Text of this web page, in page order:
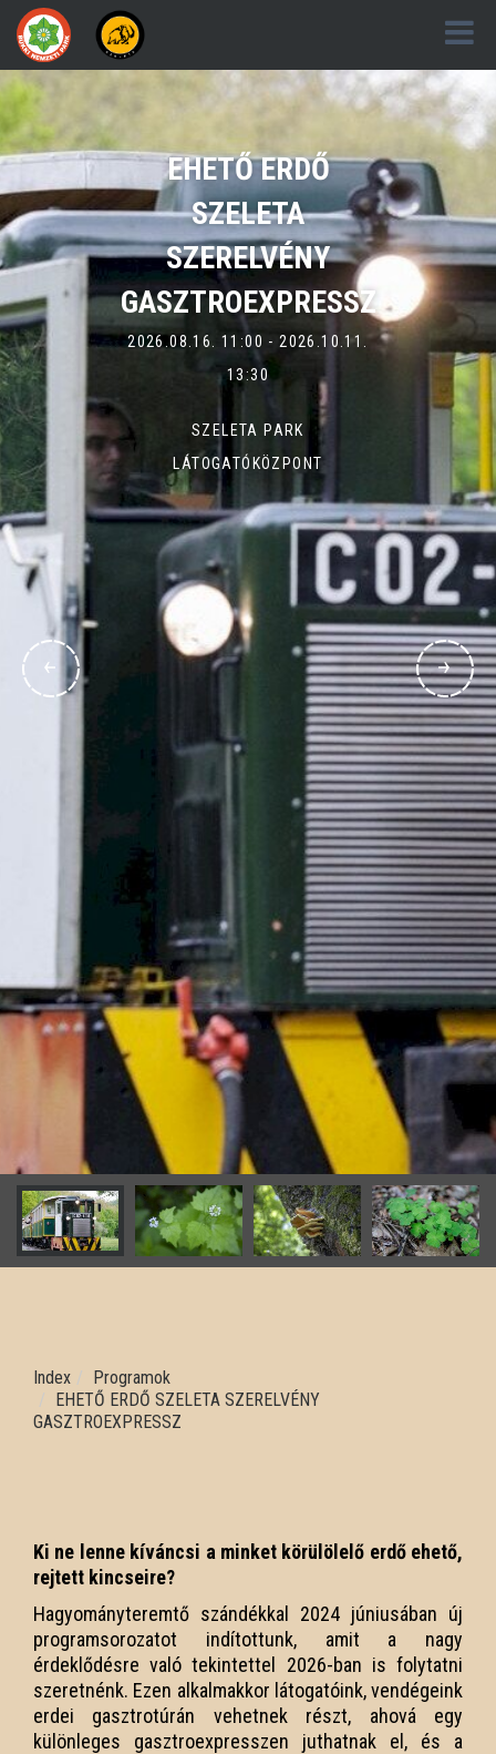
EHETŐ ERDŐ
SZELETA
SZERELVÉNY
GASZTROEXPRESSZ
2026.08.16. 11:00 - 2026.10.11.
13:30
SZELETA PARK
LÁTOGATÓKÖZPONT
Index
Programok
EHETŐ ERDŐ SZELETA SZERELVÉNY
GASZTROEXPRESSZ
Ki ne lenne kíváncsi a minket körülölelő erdő ehető,
rejtett kincseire?
Hagyományteremtő szándékkal 2024 júniusában új
programsorozatot indítottunk, amit a nagy
érdeklődésre való tekintettel 2026-ban is folytatni
szeretnénk. Ezen alkalmakkor látogatóink, vendégeink
erdei gasztrotúrán vehetnek részt, ahová egy
különleges gasztroexpresszen juthatnak el, és a